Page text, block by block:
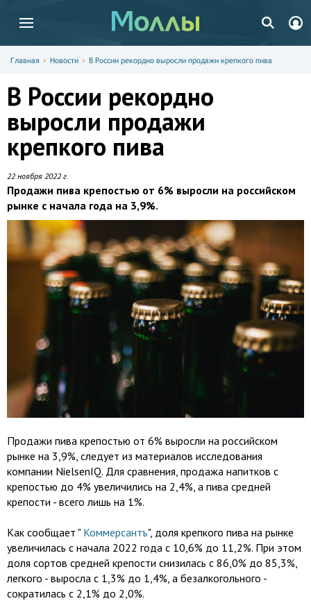
Главная Новости В России рекордно выросли продажи крепкого пива
В России рекордно
выросли продажи
крепкого пива
22 ноября 2022 г.
Продажи пива крепостью от 6% выросли на российском
рынке с начала года на 3,9%.
Продажи пива крепостью от 6% выросли на российском
рынке на 3,9%, следует из материалов исследования
компании NielsenIQ. Для сравнения, продажа напитков с
крепостью до 4% увеличились на 2,4%, а пива средней
крепости - всего лишь на 1%.
Как сообщает " Коммерсантъ", доля крепкого пива на рынке
увеличилась с начала 2022 года с 10,6% до 11,2%. При этом
доля сортов средней крепости снизилась с 86,0% до 85,3%,
легкого - выросла с 1,3% до 1,4%, а безалкогольного -
сократилась с 2,1% до 2,0%.